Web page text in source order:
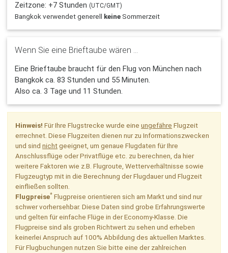
Zeitzone: +7 Stunden (UTC/GMT)
Bangkok verwendet generell keineSommerzeit
Wenn Sie eine Brieftaube wären ...
Eine Brieftaube braucht für den Flug von München nach
Bangkok ca. 83 Stunden und 55 Minuten.
Also ca. 3 Tage und 11 Stunden.
Hinweis! Für Ihre Flugstrecke wurde eineungefähre Flugzeit
errechnet. Diese Flugzeiten dienen nur zu Informationszwecken
und sindnichtgeeignet, um genaue Flugdaten für Ihre
Anschlussflüge oder Privatflüge etc. zu berechnen, da hier
weitere Faktoren wie z.B. Flugroute, Wetterverhältnisse sowie
Flugzeugtyp mit in die Berechnung der Flugdauer und Flugzeit
einfließen sollten.
Flugpreise* Flugpreise orientieren sich am Markt und sind nur
schwer vorhersehbar. Diese Daten sind grobe Erfahrungswerte
und gelten für einfache Flüge in der Economy-Klasse. Die
Flugpreise sind als groben Richtwert zu sehen und erheben
keinerlei Anspruch auf 100% Abbildung des aktuellen Marktes.
Für Flugbuchungen nutzen Sie bitte eine der zahlreichen